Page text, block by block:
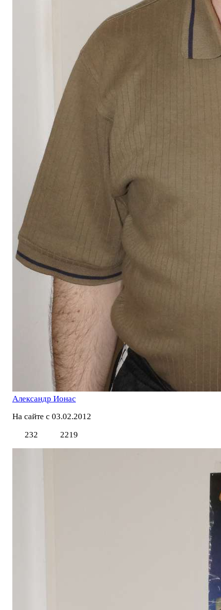
Александр Ионас
На сайте с 03.02.2012
232
2219